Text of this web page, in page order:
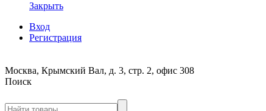
Закрыть
Вход
Регистрация
Москва, Крымский Вал, д. 3, стр. 2, офис 308
Поиск